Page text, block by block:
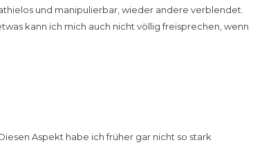
und manipulierbar, wieder andere verblendet.
kann ich mich auch nicht völlig freisprechen, wenn
Aspekt habe ich früher gar nicht so stark